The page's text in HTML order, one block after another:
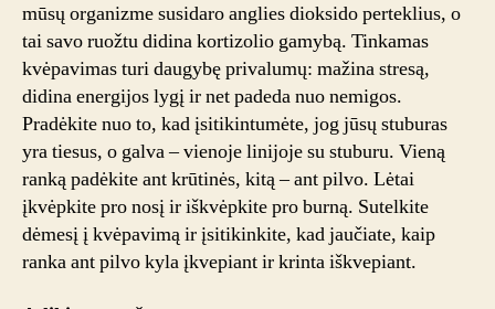
mūsų organizme susidaro anglies dioksido perteklius, o
tai savo ruožtu didina kortizolio gamybą. Tinkamas
kvėpavimas turi daugybę privalumų: mažina stresą,
didina energijos lygį ir net padeda nuo nemigos.
Pradėkite nuo to, kad įsitikintumėte, jog jūsų stuburas
yra tiesus, o galva – vienoje linijoje su stuburu. Vieną
ranką padėkite ant krūtinės, kitą – ant pilvo. Lėtai
įkvėpkite pro nosį ir iškvėpkite pro burną. Sutelkite
dėmesį į kvėpavimą ir įsitikinkite, kad jaučiate, kaip
ranka ant pilvo kyla įkvepiant ir krinta iškvepiant.